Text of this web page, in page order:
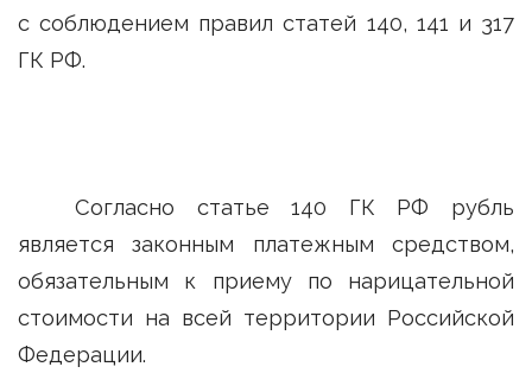
с соблюдением правил статей 140, 141 и 317
ГК РФ.
Согласно статье 140 ГК РФ рубль
является законным платежным средством,
обязательным к приему по нарицательной
стоимости на всей территории Российской
Федерации.